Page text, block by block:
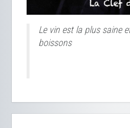
Le vin est la plus saine
boissons